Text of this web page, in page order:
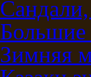
Большие
Зимняя